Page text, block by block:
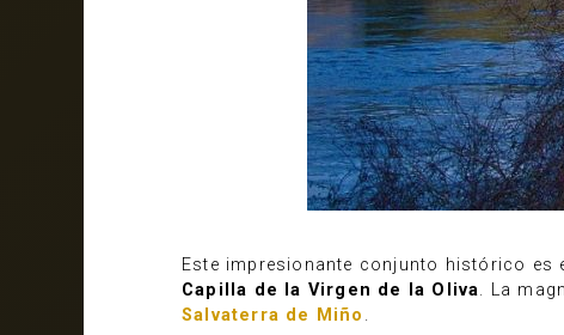
Este impresionante conjunto histórico es
Capilla de la Virgen de la Oliva. La
Salvaterra de Miño .